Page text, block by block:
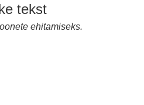
tekst
ehitamiseks.